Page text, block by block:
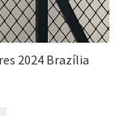
2024 Brazília